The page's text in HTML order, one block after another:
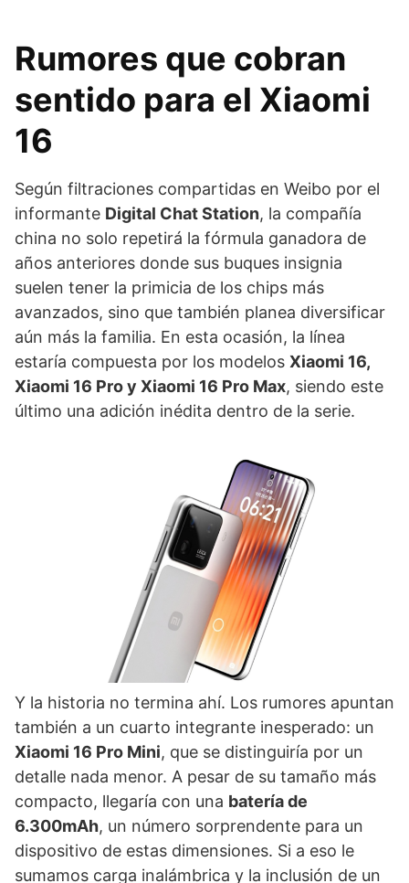
Rumores que cobran
sentido para el Xiaomi
16
Según filtraciones compartidas en Weibo por el
informante Digital Chat Station, la compañía
china no solo repetirá la fórmula ganadora de
años anteriores donde sus buques insignia
suelen tener la primicia de los chips más
avanzados, sino que también planea diversificar
aún más la familia. En esta ocasión, la línea
estaría compuesta por los modelos Xiaomi 16,
Xiaomi 16 Pro y Xiaomi 16 Pro Max, siendo este
último una adición inédita dentro de la serie.
Y la historia no termina ahí. Los rumores apuntan
también a un cuarto integrante inesperado: un
Xiaomi 16 Pro Mini, que se distinguiría por un
detalle nada menor. A pesar de su tamaño más
compacto, llegaría con una batería de
6.300mAh, un número sorprendente para un
dispositivo de estas dimensiones. Si a eso le
sumamos carga inalámbrica y la inclusión de un